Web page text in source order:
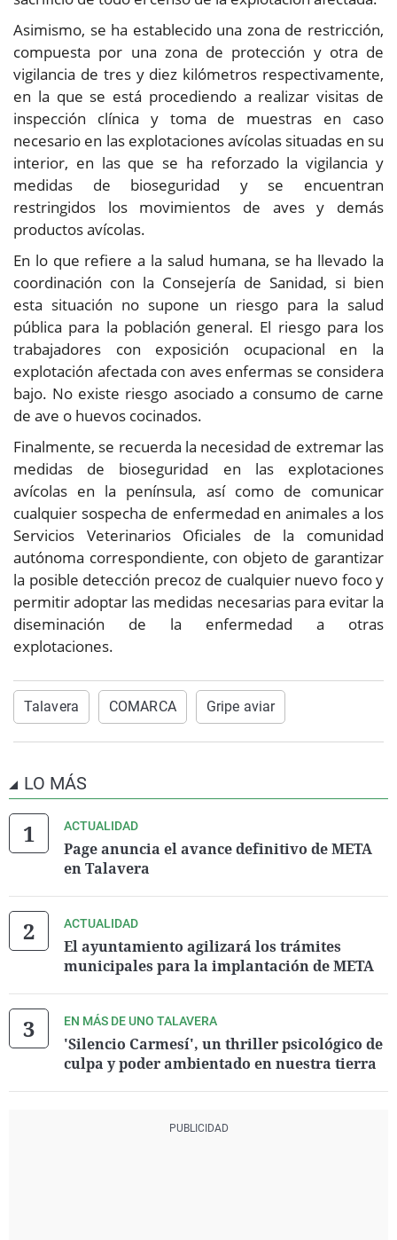
Asimismo, se ha establecido una zona de restricción,
compuesta por una zona de protección y otra de
vigilancia de tres y diez kilómetros respectivamente,
en la que se está procediendo a realizar visitas de
inspección clínica y toma de muestras en caso
necesario en las explotaciones avícolas situadas en su
interior, en las que se ha reforzado la vigilancia y
medidas de bioseguridad y se encuentran
restringidos los movimientos de aves y demás
productos avícolas.
En lo que refiere a la salud humana, se ha llevado la
coordinación con la Consejería de Sanidad, si bien
esta situación no supone un riesgo para la salud
pública para la población general. El riesgo para los
trabajadores con exposición ocupacional en la
explotación afectada con aves enfermas se considera
bajo. No existe riesgo asociado a consumo de carne
de ave o huevos cocinados.
Finalmente, se recuerda la necesidad de extremar las
medidas de bioseguridad en las explotaciones
avícolas en la península, así como de comunicar
cualquier sospecha de enfermedad en animales a los
Servicios Veterinarios Oficiales de la comunidad
autónoma correspondiente, con objeto de garantizar
la posible detección precoz de cualquier nuevo foco y
permitir adoptar las medidas necesarias para evitar la
diseminación de la enfermedad a otras
explotaciones.
Talavera COMARCA Gripe aviar
LO MÁS
ACTUALIDAD
Page anuncia el avance definitivo de META
en Talavera
ACTUALIDAD
El ayuntamiento agilizará los trámites
municipales para la implantación de META
EN MÁS DE UNO TALAVERA
'Silencio Carmesí', un thriller psicológico de
culpa y poder ambientado en nuestra tierra